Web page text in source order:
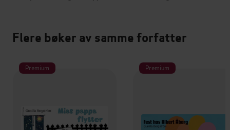
Flere bøker av samme forfatter
Premium Premium